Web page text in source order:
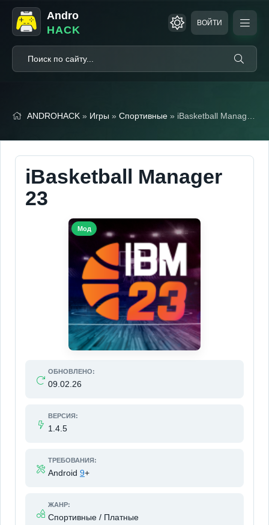
Andro
HACK
ВОЙТИ
ANDROHACK » Игры » Спортивные » iBasketball Manager 23
iBasketball Manager
23
ОБНОВЛЕНО:
09.02.26
ВЕРСИЯ:
1.4.5
ТРЕБОВАНИЯ:
Android 9+
ЖАНР:
Спортивные / Платные
Мод